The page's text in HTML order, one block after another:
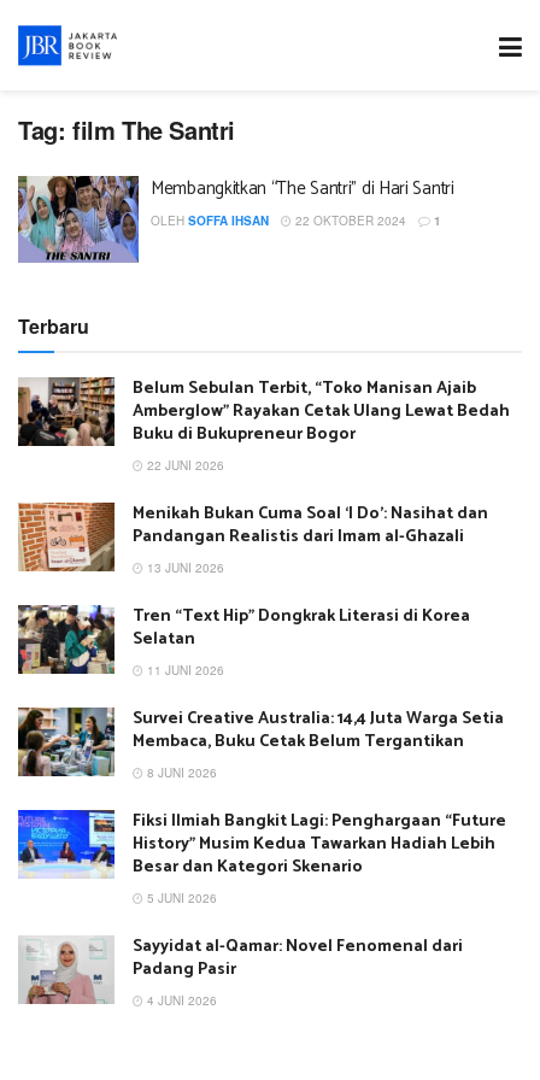
Tag: film The Santri
Membangkitkan “The Santri” di Hari Santri
OLEH SOFFA IHSAN 22 OKTOBER 2024 1
Terbaru
Belum Sebulan Terbit, “Toko Manisan Ajaib
Amberglow” Rayakan Cetak Ulang Lewat Bedah
Buku di Bukupreneur Bogor
22 JUNI 2026
Menikah Bukan Cuma Soal ‘I Do’: Nasihat dan
Pandangan Realistis dari Imam al-Ghazali
13 JUNI 2026
Tren “Text Hip” Dongkrak Literasi di Korea
Selatan
11 JUNI 2026
Survei Creative Australia: 14,4 Juta Warga Setia
Membaca, Buku Cetak Belum Tergantikan
8 JUNI 2026
Fiksi Ilmiah Bangkit Lagi: Penghargaan “Future
History” Musim Kedua Tawarkan Hadiah Lebih
Besar dan Kategori Skenario
5 JUNI 2026
Sayyidat al-Qamar: Novel Fenomenal dari
Padang Pasir
4 JUNI 2026